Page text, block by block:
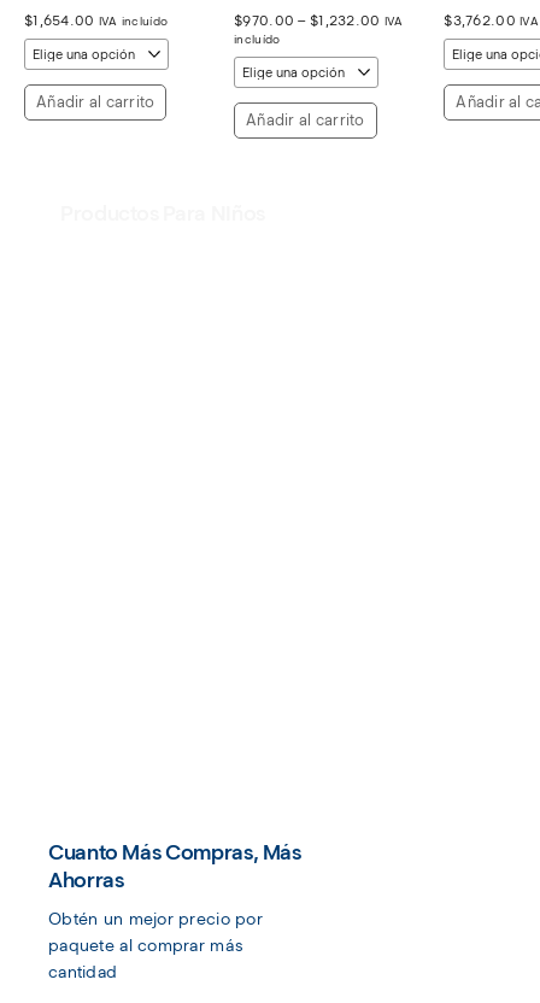
$1,654.00 IVA incluído
Añadir al carrito
$970.00 – $1,232.00 Rango
IVA
incluído
Añadir al carrito
$3,762.00
Añadir al
Cuanto Más Compras, Más
Ahorras
Obtén un mejor precio por
paquete al comprar más
cantidad